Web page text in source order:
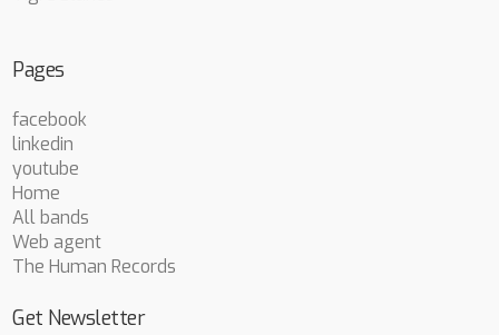
Pages
facebook
linkedin
youtube
Home
All bands
Web agent
The Human Records
Get Newsletter